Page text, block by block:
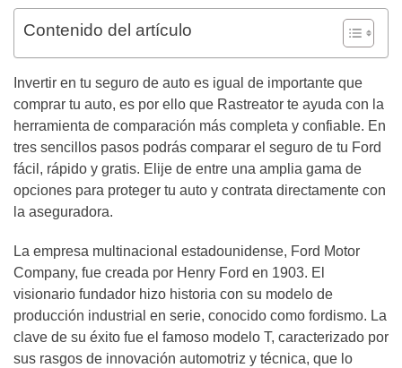
Contenido del artículo
Invertir en tu seguro de auto es igual de importante que
comprar tu auto, es por ello que Rastreator te ayuda con la
herramienta de comparación más completa y confiable. En
tres sencillos pasos podrás comparar el seguro de tu Ford
fácil, rápido y gratis. Elije de entre una amplia gama de
opciones para proteger tu auto y contrata directamente con
la aseguradora.
La empresa multinacional estadounidense, Ford Motor
Company, fue creada por Henry Ford en 1903. El
visionario fundador hizo historia con su modelo de
producción industrial en serie, conocido como fordismo. La
clave de su éxito fue el famoso modelo T, caracterizado por
sus rasgos de innovación automotriz y técnica, que lo